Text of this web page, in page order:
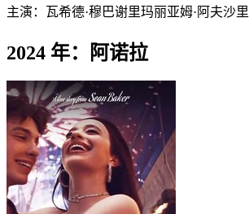
主演： 瓦希德·穆巴谢里玛丽亚姆·阿夫沙里
2024 年：阿诺拉